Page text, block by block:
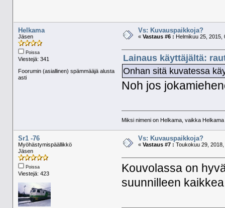
Helkama
Jäsen
Poissa
Viestejä: 341
Foorumin (asiallinen) spämmääjä alusta
asti
Vs: Kuvauspaikkoja?
« Vastaus #6 : Helmikuu 25, 2015,
Lainaus käyttäjältä:
Onhan sitä kuvatessa
Noh jos
Miksi nimeni on Helkama, vaikka
Sr1 -76
Myöhästymispäällikkö
Jäsen
Poissa
Viestejä: 423
Vs: Kuvauspaikkoja?
« Vastaus #7 : Toukokuu 29,
Kouvolassa on
suunnilleen